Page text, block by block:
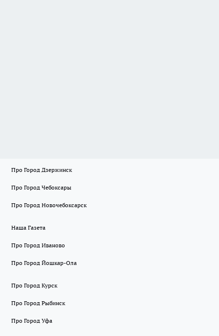
Про Город Дзержинск
Про Город Чебоксары
Про Город Новочебоксарск
Наша Газета
Про Город Иваново
Про Город Йошкар-Ола
Про Город Курск
Про Город Рыбинск
Про Город Уфа